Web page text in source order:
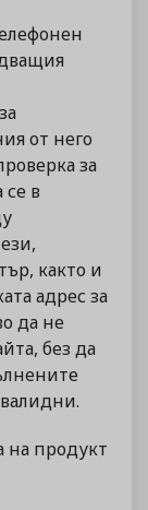
от него
за
се в
както и
адрес за
да не
без да
на продукт